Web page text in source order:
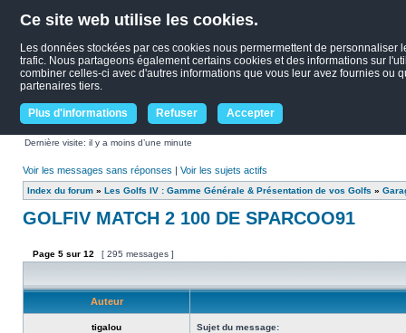
Ce site web utilise les cookies.
Les données stockées par ces cookies nous permermettent de
trafic. Nous partageons également certains cookies et des informations sur
combiner celles-ci avec d'autres informations que vous leur avez fournies ou
partenaires tiers.
Plus d'informations Refuser Accepter
Dernière visite: il y a moins d’une minute
Voir les messages sans réponses | Voir les sujets actifs
Index du forum » Les Golfs IV : Gamme Générale & Présentation de vos Golfs »
GOLFIV MATCH 2 100 DE SPARCOO91
Page 5 sur 12 [ 295 messages ]
Auteur
tigalou Sujet du message: